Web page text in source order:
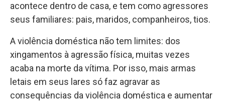
acontece dentro de casa, e tem como agressores
seus familiares: pais, maridos, companheiros, tios.
A violência doméstica não tem limites: dos
xingamentos à agressão física, muitas vezes
acaba na morte da vítima. Por isso, mais armas
letais em seus lares só faz agravar as
consequências da violência doméstica e aumentar